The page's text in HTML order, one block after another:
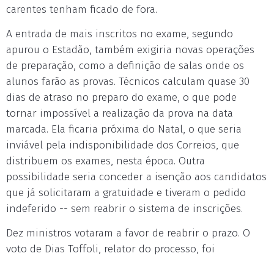
carentes tenham ficado de fora.
A entrada de mais inscritos no exame, segundo
apurou o Estadão, também exigiria novas operações
de preparação, como a definição de salas onde os
alunos farão as provas. Técnicos calculam quase 30
dias de atraso no preparo do exame, o que pode
tornar impossível a realização da prova na data
marcada. Ela ficaria próxima do Natal, o que seria
inviável pela indisponibilidade dos Correios, que
distribuem os exames, nesta época. Outra
possibilidade seria conceder a isenção aos candidatos
que já solicitaram a gratuidade e tiveram o pedido
indeferido -- sem reabrir o sistema de inscrições.
Dez ministros votaram a favor de reabrir o prazo. O
voto de Dias Toffoli, relator do processo, foi